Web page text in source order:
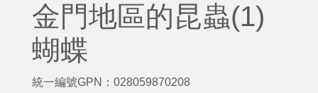
金門地區的昆蟲(1)
蝴蝶
統一編號GPN：028059870208